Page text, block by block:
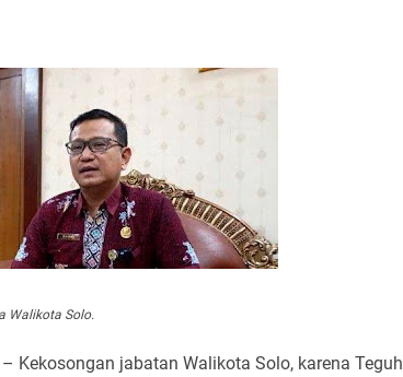
Walikota Solo.
– Kekosongan jabatan Walikota Solo, karena Teguh